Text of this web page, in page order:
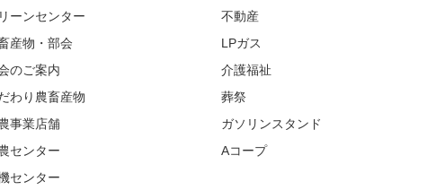
ーンセンター
産物・部会
のご案内
わり農畜産物
事業店舗
センター
センター
不動産
LPガス
介護福祉
葬祭
ガソリンスタンド
Aコープ